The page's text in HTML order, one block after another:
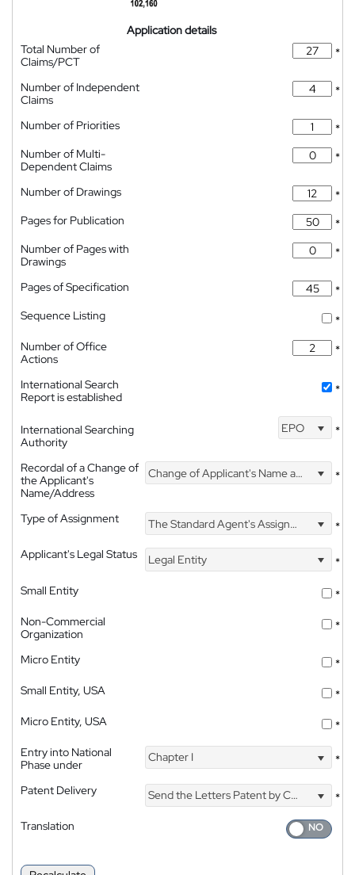
Application details
Total Number of
Claims/PCT
*
Number of Independent
Claims
*
Number of Priorities
*
Number of Multi-
Dependent Claims
*
Number of Drawings
*
Pages for Publication
*
Number of Pages with
Drawings
*
Pages of Specification
*
Sequence Listing
*
Number of Office
Actions
*
International Search
Report is established
*
International Searching
Authority
EPO *
Recordal of a Change of
the Applicant's
Name/Address
Change of Applicant's Name and Address *
Type of Assignment The Standard Agent's Assignment
*
Applicant's Legal Status
Legal Entity
*
Small Entity
*
Non-Commercial
Organization
*
Micro Entity
*
Small Entity, USA
*
Micro Entity, USA
*
Entry into National
Phase under
Chapter I *
Patent Delivery Send the Letters Patent by Courier
*
Translation